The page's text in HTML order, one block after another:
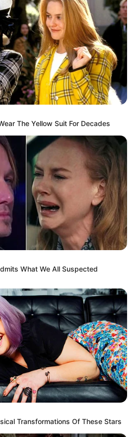
The Yellow Suit For Decades
What We All Suspected
Transformations Of These Stars